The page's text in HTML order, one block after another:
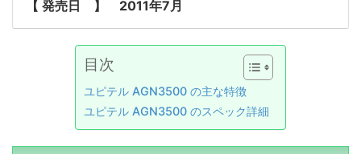
【 発売日 】 2011年7月
目次
ユピテル AGN3500 の主な特徴
ユピテル AGN3500 のスペック詳細